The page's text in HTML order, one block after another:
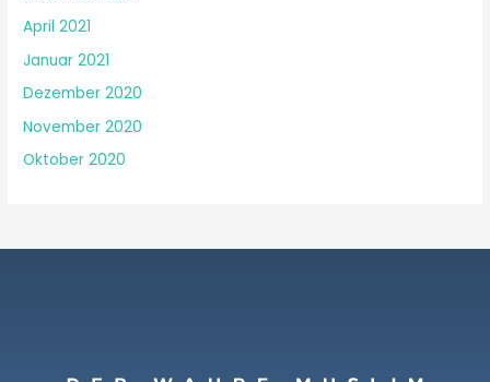
April 2021
Januar 2021
Dezember 2020
November 2020
Oktober 2020